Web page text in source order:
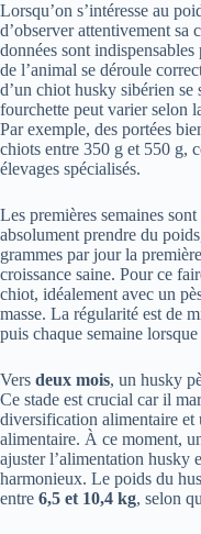
Lorsqu’on s’intéresse au
d’observer attentivement sa
données sont
de l’animal se déroule
d’un chiot husky sibérien se
fourchette peut varier selon
Par exemple, des portées
chiots entre 350 g et 550 g,
élevages spécialisés.
Les premières semaines
absolument prendre du
grammes par jour la
croissance saine. Pour ce
chiot, idéalement avec un
masse. La régularité est de
puis chaque semaine
Vers deux mois, un husky
Ce stade est crucial car il
diversification alimentaire et
alimentaire. À ce moment,
ajuster l’alimentation husky
harmonieux. Le poids du
entre 6,5 et 10,4 kg, selon